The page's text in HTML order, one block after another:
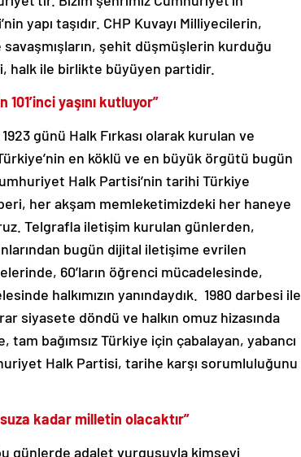
yapı taşıdır. CHP Kuvayı Milliyecilerin,
şehit düşmüşlerin kurduğu
halk ile birlikte büyüyen partidir.
yaşını kutluyor”
günü Halk Fırkası olarak kurulan ve
en köklü ve en büyük örgütü bugün
Halk Partisi’nin tarihi Türkiye
her akşam memleketimizdeki her haneye
Telgrafla iletişim kurulan günlerden,
bugün dijital iletişime evrilen
60’ların öğrenci mücadelesinde,
halkımızın yanındaydık. 1980 darbesi ile
siyasete döndü ve halkın omuz hizasında
bağımsız Türkiye için çabalayan, yabancı
Halk Partisi, tarihe karşı sorumluluğunu
kadar milletin olacaktır”
günlerde adalet vurgusuyla kimseyi